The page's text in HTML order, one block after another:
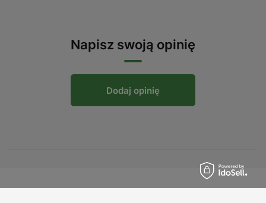
Napisz swoją opinię
Dodaj opinię